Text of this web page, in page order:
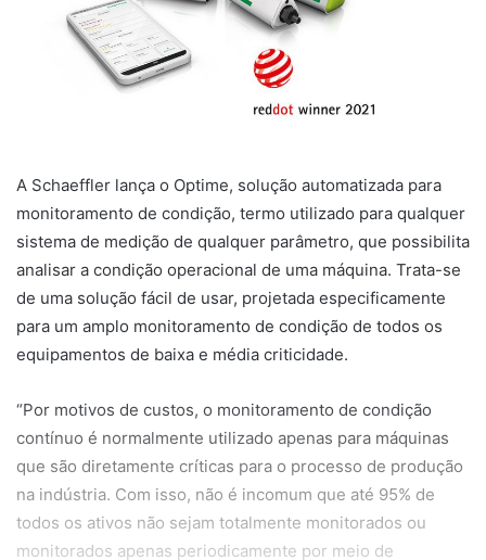
A Schaeffler lança o Optime, solução automatizada para
monitoramento de condição, termo utilizado para qualquer
sistema de medição de qualquer parâmetro, que possibilita
analisar a condição operacional de uma máquina. Trata-se
de uma solução fácil de usar, projetada especificamente
para um amplo monitoramento de condição de todos os
equipamentos de baixa e média criticidade.
“Por motivos de custos, o monitoramento de condição
contínuo é normalmente utilizado apenas para máquinas
que são diretamente críticas para o processo de produção
na indústria. Com isso, não é incomum que até 95% de
todos os ativos não sejam totalmente monitorados ou
monitorados apenas periodicamente por meio de